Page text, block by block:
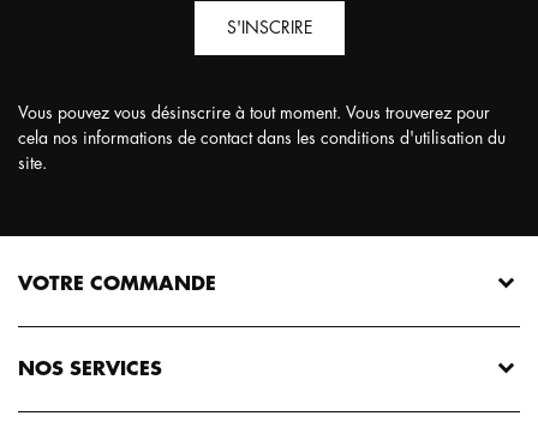
S'INSCRIRE
Vous pouvez vous désinscrire à tout moment. Vous trouverez pour
cela nos informations de contact dans les conditions d'utilisation du
site.
VOTRE COMMANDE
NOS SERVICES